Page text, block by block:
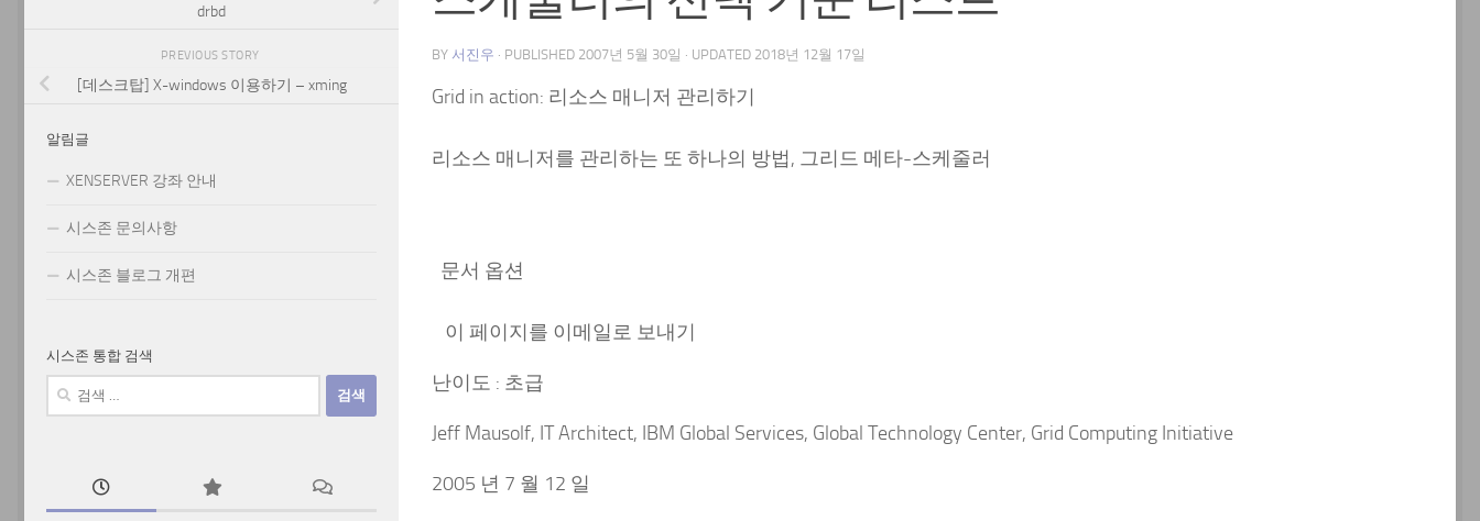
BY 서진우 · PUBLISHED 2007년 5월 30일 · UPDATED 2018년 12월 17일
Grid in action: 리소스 매니저 관리하기
리소스 매니저를 관리하는 또 하나의 방법, 그리드 메타-스케줄러
문서 옵션
이 페이지를 이메일로 보내기
난이도 : 초급
Jeff Mausolf, IT Architect, IBM Global Services, Global Technology Center, Grid Computing Initiative
2005 년 7 월 12 일
drbd
PREVIOUS STORY
[데스크탑] X-windows 이용하기 – xming
알림글
XENSERVER 강좌 안내
시스존 문의사항
시스존 블로그 개편
시스존 통합 검색
검